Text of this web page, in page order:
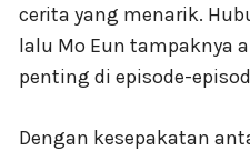
cerita yang menarik.
lalu Mo Eun tampaknya
penting di episode-
Dengan kesepakatan